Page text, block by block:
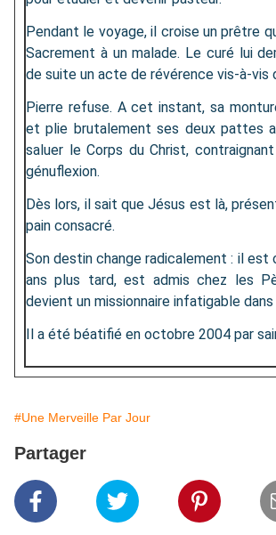
Pendant le voyage, il croise un prêtre
Sacrement à un malade. Le curé lui
de suite un acte de révérence vis-à-vis
Pierre refuse. A cet instant, sa
et plie brutalement ses deux pattes
saluer le Corps du Christ,
génuflexion.
Dès lors, il sait que Jésus est là,
pain consacré.
Son destin change radicalement : il est
ans plus tard, est admis chez les
devient un missionnaire infatigable
Il a été béatifié en octobre 2004 par
#Une Merveille Par Jour
Partager